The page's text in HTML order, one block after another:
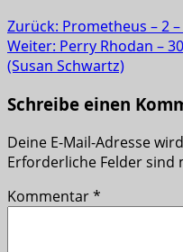
Zurück: Prometheus – 2
Weiter: Perry Rhodan –
(Susan Schwartz)
Schreibe einen
Deine E-Mail-Adresse
Erforderliche Felder sind
Kommentar*